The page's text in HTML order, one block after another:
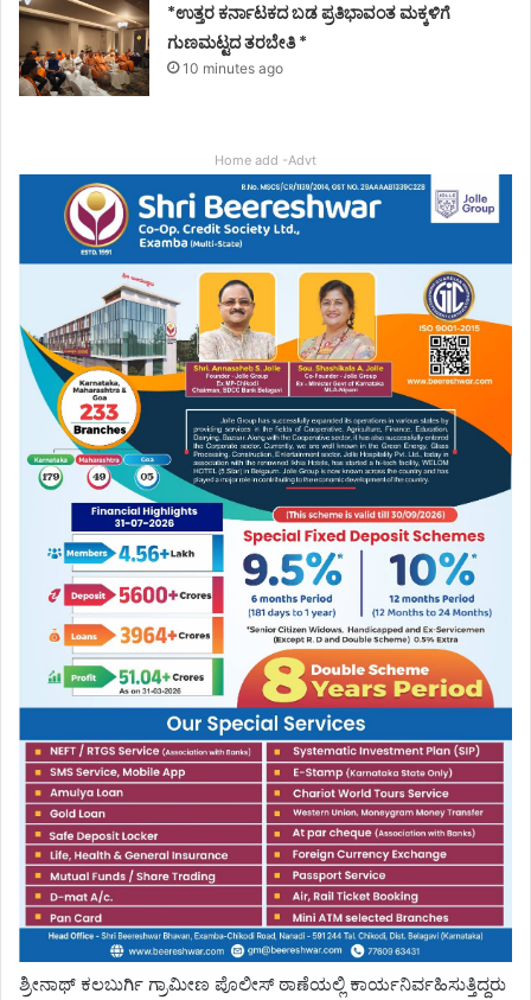
*ಉತ್ತರ ಕರ್ನಾಟಕದ ಬಡ ಪ್ರತಿಭಾವಂತ ಮಕ್ಕಳಿಗೆ
ಗುಣಮಟ್ಟದ ತರಬೇತಿ *
10 minutes ago
Home add -Advt
ಶ್ರೀನಾಥ್ ಕಲಬುರ್ಗಿ ಗ್ರಾಮೀಣ ಪೊಲೀಸ್ ಠಾಣೆಯಲ್ಲಿ ಕಾರ್ಯನಿರ್ವಹಿಸುತ್ತಿದ್ದರು